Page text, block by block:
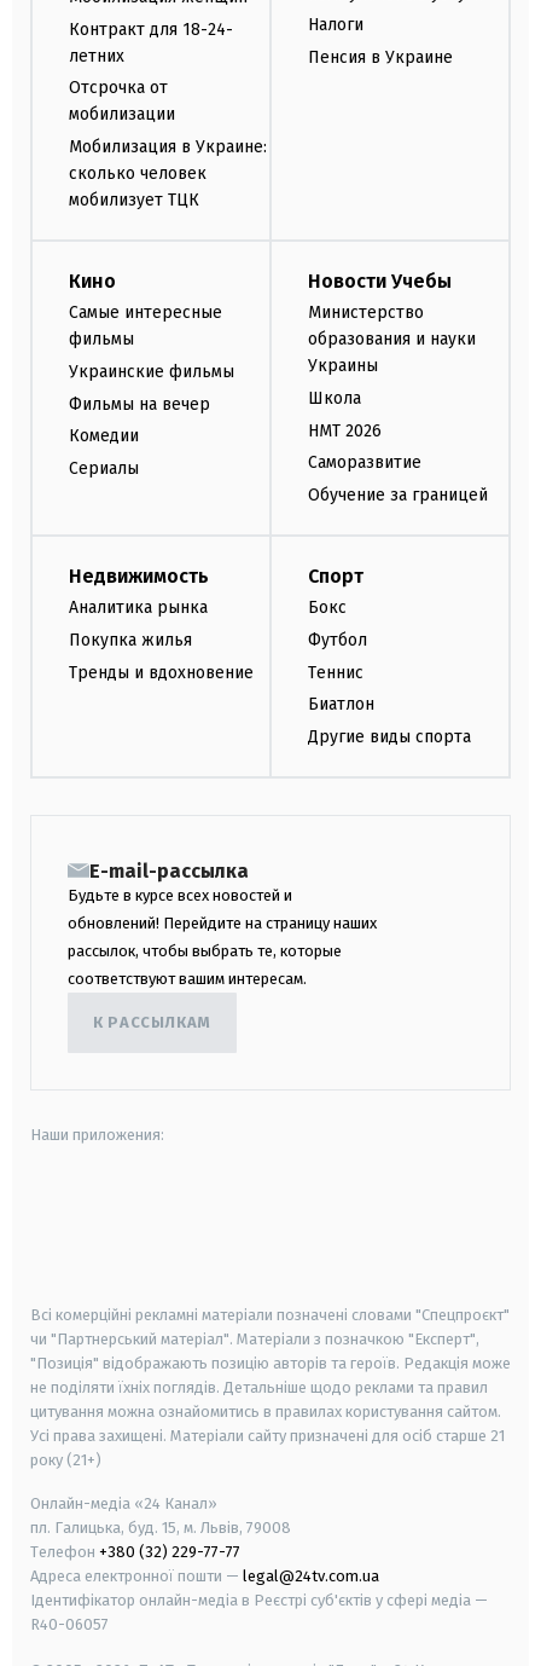
Контракт для 18-24-
летних
Отсрочка от
мобилизации
Мобилизация в Украине:
сколько человек
мобилизует ТЦК
Налоги
Пенсия в Украине
Кино
Самые интересные
фильмы
Украинские фильмы
Фильмы на вечер
Комедии
Сериалы
Новости Учебы
Министерство
образования и науки
Украины
Школа
НМТ 2026
Саморазвитие
Обучение за границей
Недвижимость
Аналитика рынка
Покупка жилья
Тренды и вдохновение
Спорт
Бокс
Футбол
Теннис
Биатлон
Другие виды спорта
E-mail-рассылка
Будьте в курсе всех новостей и
обновлений! Перейдите на страницу наших
рассылок, чтобы выбрать те, которые
соответствуют вашим интересам.
К РАССЫЛКАМ
Наши приложения:
Всі комерційні рекламні матеріали позначені словами "Спецпроєкт"
чи "Партнерський матеріал". Матеріали з позначкою "Експерт",
"Позиція" відображають позицію авторів та героїв. Редакція може
не поділяти їхніх поглядів. Детальніше щодо реклами та правил
цитування можна ознайомитись в правилах користування сайтом.
Усі права захищені. Матеріали сайту призначені для осіб старше 21
року (21+)
Онлайн-медіа «24 Канал»
пл. Галицька, буд. 15, м. Львів, 79008
Телефон +380 (32) 229-77-77
Адреса електронної пошти — legal@24tv.com.ua
Ідентифікатор онлайн-медіа в Реєстрі суб'єктів у сфері медіа —
R40-06057